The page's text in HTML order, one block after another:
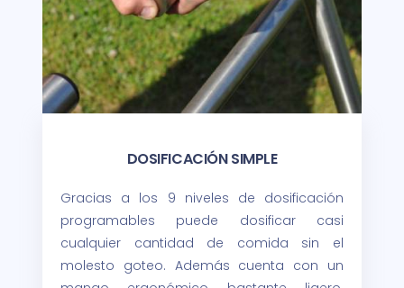
DOSIFICACIÓN SIMPLE
Gracias a los 9 niveles de dosificación
programables puede dosificar casi
cualquier cantidad de comida sin el
molesto goteo. Además cuenta con un